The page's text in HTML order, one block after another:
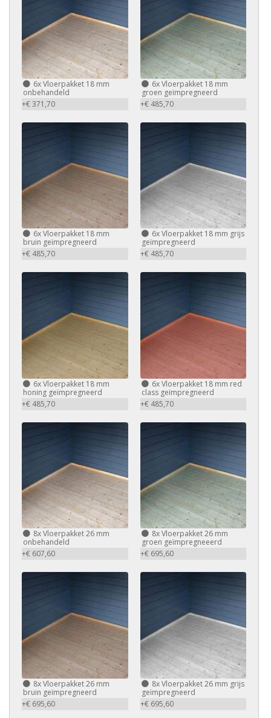
6x Vloerpakket 18 mm
onbehandeld
+€ 371,70
6x Vloerpakket 18 mm
groen geïmpregneerd
+€ 485,70
6x Vloerpakket 18 mm
bruin geïmpregneerd
+€ 485,70
6x Vloerpakket 18 mm grijs
geïmpregneerd
+€ 485,70
6x Vloerpakket 18 mm
honing geïmpregneerd
+€ 485,70
6x Vloerpakket 18 mm red
class geïmpregneerd
+€ 485,70
8x Vloerpakket 26 mm
onbehandeld
+€ 607,60
8x Vloerpakket 26 mm
groen geïmpregneeerd
+€ 695,60
8x Vloerpakket 26 mm
bruin geïmpregneerd
+€ 695,60
8x Vloerpakket 26 mm grijs
geïmpregneerd
+€ 695,60